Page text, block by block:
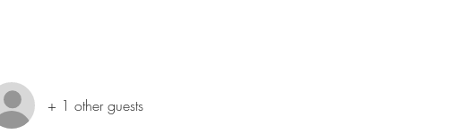
+ 1 other guests